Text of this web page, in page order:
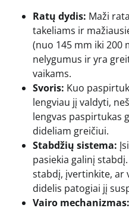
Ratų dydis: Maži
takeliams ir
(nuo 145 mm iki 200
nelygumus ir yra
vaikams.
Svoris: Kuo
lengviau jį valdyti,
lengvas paspirtukas
dideliam greičiui.
Stabdžių sistema:
pasiekia galinį
stabdį, įvertinkite, ar
didelis patogiai jį
Vairo mechanizmas: